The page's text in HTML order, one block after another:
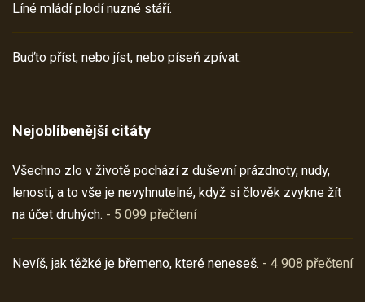
Líné mládí plodí nuzné stáří.
Buďto příst, nebo jíst, nebo píseň zpívat.
Nejoblíbenější citáty
Všechno zlo v životě pochází z duševní prázdnoty, nudy,
lenosti, a to vše je nevyhnutelné, když si člověk zvykne žít
na účet druhých. - 5 099 přečtení
Nevíš, jak těžké je břemeno, které neneseš. - 4 908 přečtení